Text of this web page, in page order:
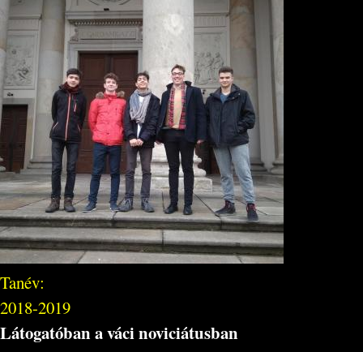
Tanév:
2018-2019
Látogatóban a váci noviciátusban